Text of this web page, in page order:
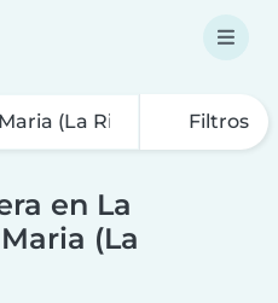
Filtros
en La
(La